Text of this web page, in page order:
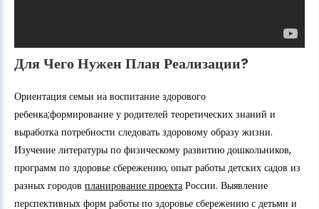
Для Чего Нужен План Реализации?
Ориентация семьи на воспитание здорового
ребенка;формирование у родителей теоретических знаний и
выработка потребности следовать здоровому образу жизни.
Изучение литературы по физическому развитию дошкольников,
программ по здоровье сбережению, опыт работы детских садов из
разных городов планирование проекта России. Выявление
перспективных форм работы по здоровье сбережению с детьми и